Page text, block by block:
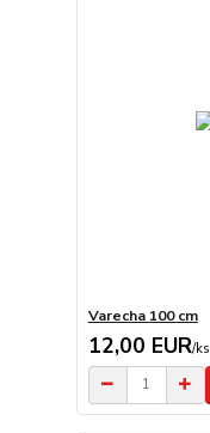
Varecha 100 cm
12,00 EUR/ks